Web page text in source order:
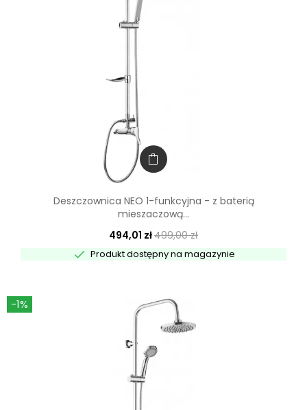
Deszczownica NEO 1-funkcyjna - z baterią
mieszaczową...
494,01 zł499,00 zł
 Produkt dostępny na magazynie
-1%